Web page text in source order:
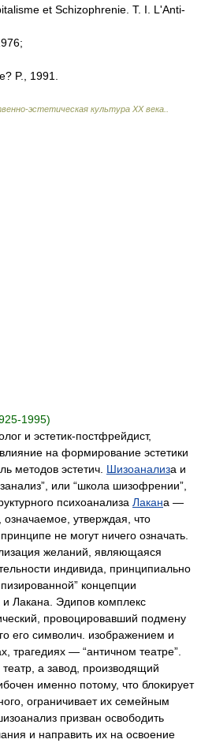
et Schizophrenie. T. I. L'Anti-
P., 1991.
эстетическая культура XX века.
1995)
и эстетик-постфрейдист,
на формирование эстетики
методов эстетич. Шизоанализа и
или “школа шизофрении”,
психоанализа Лакана —
означаемое, утверждая, что
не могут ничего означать.
желаний, являющаяся
индивида, принципиально
концепции
и Лакана. Эдипов комплекс
провоцировавший подмену
его символич. изображением и
трагедиях — “античном театре”.
а завод, производящий
именно потому, что блокирует
ограничивает их семейным
призван освободить
и направить их на освоение